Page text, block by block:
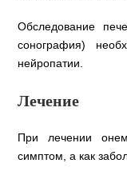
Обследование
сонография)
нейропатии.
Лечение
При лечении
симптом, а как